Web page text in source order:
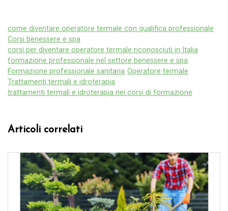
come diventare operatore termale con qualifica professionale
Corsi benessere e spa
corsi per diventare operatore termale riconosciuti in Italia
formazione professionale nel settore benessere e spa
Formazione professionale sanitaria Operatore termale
Trattamenti termali e idroterapia
trattamenti termali e idroterapia nei corsi di formazione
Articoli correlati